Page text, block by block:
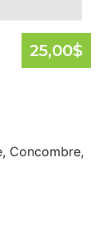
25,00$
Concombre,